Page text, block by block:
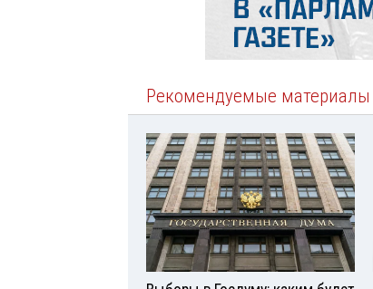
Рекомендуемые материалы